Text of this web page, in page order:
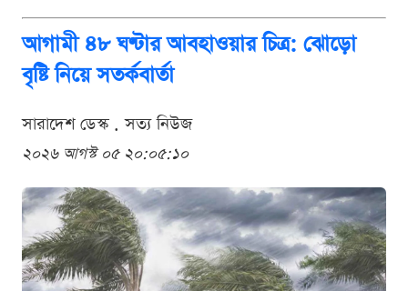
আগামী ৪৮ ঘণ্টার আবহাওয়ার চিত্র: ঝোড়ো
বৃষ্টি নিয়ে সতর্কবার্তা
সারাদেশ ডেস্ক . সত্য নিউজ
২০২৬ আগস্ট ০৫ ২০:০৫:১০